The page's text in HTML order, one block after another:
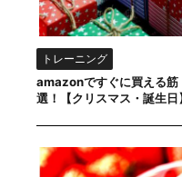
トレーニング
amazonですぐに買える筋
選！【クリスマス・誕生日